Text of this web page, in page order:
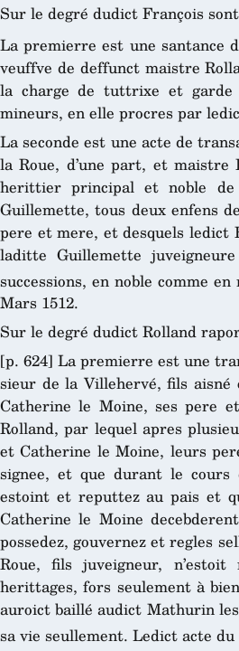
Sur le degré dudict François
La premierre est une santance
veuffve de deffunct maistre
la charge de tuttrixe et garde
mineurs, en elle procres par
La seconde est une acte de
la Roue, d’une part, et
herittier principal et noble
Guillemette, tous deux enfens
pere et mere, et desquels
laditte Guillemette
successions, en noble comme
Mars 1512.
Sur le degré dudict Rolland
[p. 624] La premierre est une
sieur de la Villehervé, fils
Catherine le Moine, ses pere
Rolland, par lequel apres
et Catherine le Moine, leurs
signee, et que durant le cours
estoint et reputtez au pais et
Catherine le Moine
possedez, gouvernez et regles
Roue, fils juveigneur,
herittages, fors seulement à
auroict baillé audict Mathurin
sa vie seullement. Ledict acte du